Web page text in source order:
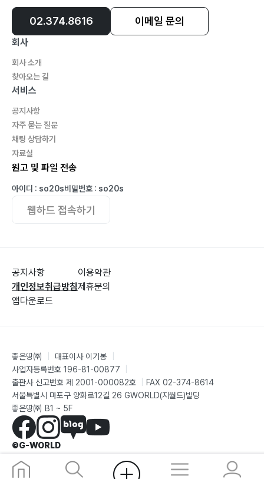
시골 현실 063
시장을 걷다 064
그냥 065
웃음을 되찾다 066
동진강 8 067
동진강 9 069
동진강 10 070
동진강 11 071
동진강 12 072
동진강 13 074
동진강 14 076
쌤통이다 081
녹슨 닻 내리고 082
관심과 무관심 084
봄을 찾는 중이다 088
세상의 끝 집 089
깃을 세우다 091
달의 거리는 나의 길 092
애처로운 눈은 슬프다 094
느티나무는 알고 있다 096
왜 이제 알았을까 098
술의 노래 8 100
02.374.8616 이메일 문의
회사
회사 소개
찾아오는 길
서비스
공지사항
자주 묻는 질문
채팅 상담하기
자료실
원고 및 파일 전송
아이디 : so20s비밀번호 : so20s
웹하드 접속하기
공지사항
개인정보취급방침
앱다운로드
이용약관
제휴문의
좋은땅㈜ 대표이사 이기봉
사업자등록번호 196-81-00877
출판사 신고번호 제 2001-000082호
FAX 02-374-8614
서울특별시 마포구 양화로12길 26 GWORLD(지월드)빌딩
좋은땅㈜ B1 ~ 5F
©G-WORLD